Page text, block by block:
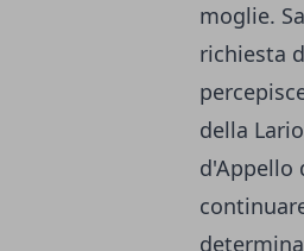
moglie.
richiesta
della
d'Appello